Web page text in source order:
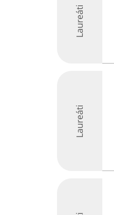
Laureáti
Laureáti